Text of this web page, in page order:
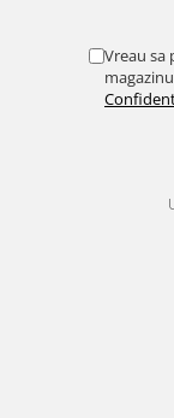
Vreau sa